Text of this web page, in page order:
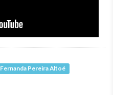
Fernanda Pereira Altoé